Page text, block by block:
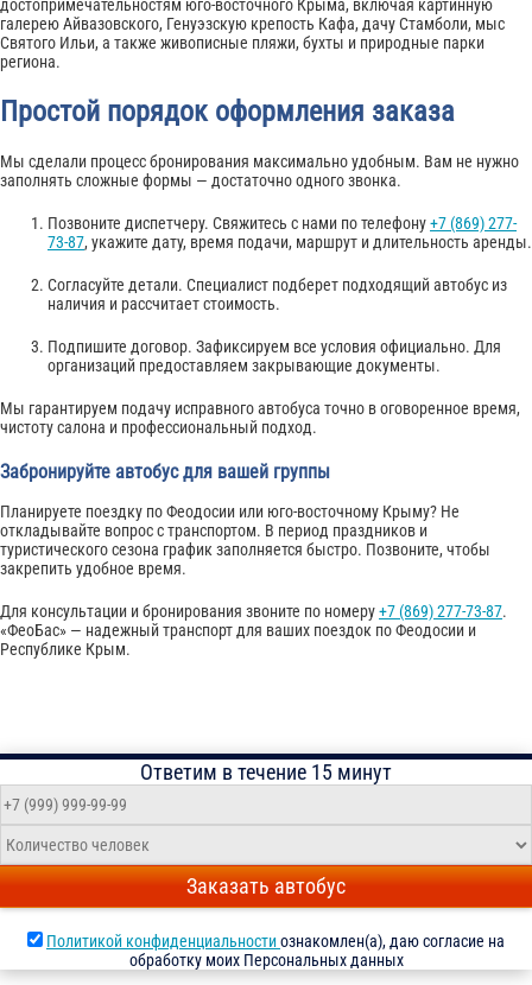
достопримечательностям юго-восточного Крыма, включая картинную
галерею Айвазовского, Генуэзскую крепость Кафа, дачу Стамболи, мыс
Святого Ильи, а также живописные пляжи, бухты и природные парки
региона.
Простой порядок оформления заказа
Мы сделали процесс бронирования максимально удобным. Вам не нужно
заполнять сложные формы — достаточно одного звонка.
Позвоните диспетчеру. Свяжитесь с нами по телефону+7 (869) 277-
73-87, укажите дату, время подачи, маршрут и длительность аренды.
Согласуйте детали. Специалист подберет подходящий автобус из
наличия и рассчитает стоимость.
Подпишите договор. Зафиксируем все условия официально. Для
организаций предоставляем закрывающие документы.
Мы гарантируем подачу исправного автобуса точно в оговоренное время,
чистоту салона и профессиональный подход.
Забронируйте автобус для вашей группы
Планируете поездку по Феодосии или юго-восточному Крыму? Не
откладывайте вопрос с транспортом. В период праздников и
туристического сезона график заполняется быстро. Позвоните, чтобы
закрепить удобное время.
Для консультации и бронирования звоните по номеру+7 (869) 277-73-87.
«ФеоБас» — надежный транспорт для ваших поездок по Феодосии и
Республике Крым.
Ответим в течение 15 минут
Заказать автобус
Политикой конфиденциальностиознакомлен(а), даю согласие на
обработку моих Персональных данных